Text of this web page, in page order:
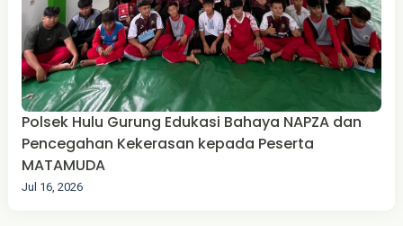
Polsek Hulu Gurung Edukasi Bahaya NAPZA dan
Pencegahan Kekerasan kepada Peserta
MATAMUDA
Jul 16, 2026